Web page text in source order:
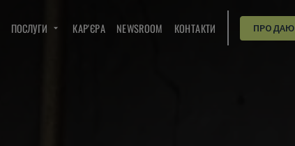
ПОСЛУГИ КАР'ЄРА NEWSROOM КОНТАКТИ ПРОДАЮ